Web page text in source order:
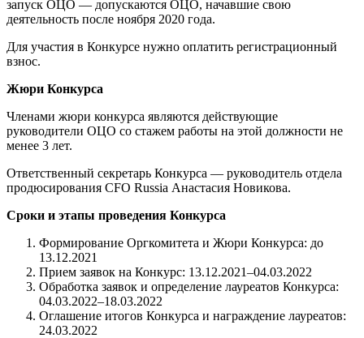
запуск ОЦО — допускаются ОЦО, начавшие свою
деятельность после ноября 2020 года.
Для участия в Конкурсе нужно оплатить регистрационный
взнос.
Жюри Конкурса
Членами жюри конкурса являются действующие
руководители ОЦО со стажем работы на этой должности не
менее 3 лет.
Ответственный секретарь Конкурса — руководитель отдела
продюсирования CFO Russia Анастасия Новикова.
Сроки и этапы проведения Конкурса
Формирование Оргкомитета и Жюри Конкурса: до
13.12.2021
Прием заявок на Конкурс: 13.12.2021–04.03.2022
Обработка заявок и определение лауреатов Конкурса:
04.03.2022–18.03.2022
Оглашение итогов Конкурса и награждение лауреатов:
24.03.2022